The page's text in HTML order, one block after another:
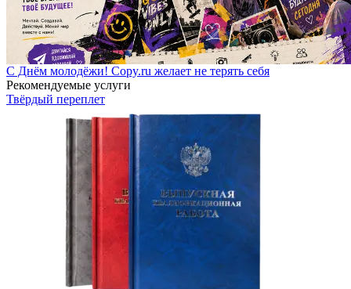
С Днём молодёжи! Copy.ru желает не терять себя
Рекомендуемые услуги
Твёрдый переплет